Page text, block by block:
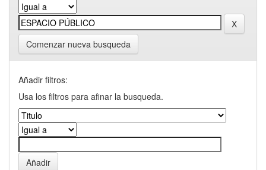
Comenzar nueva busqueda
Añadir filtros:
Usa los filtros para afinar la busqueda.